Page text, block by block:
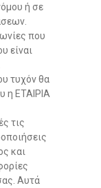
ή σε
που
είναι
τυχόν θα
η ΕΤΑΙΡΙΑ
τις
και
Αυτά